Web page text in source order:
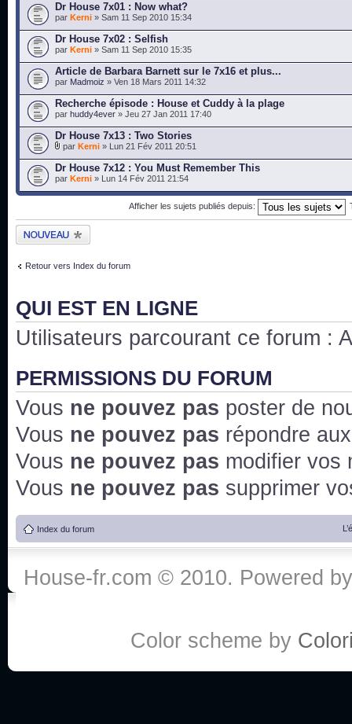
Dr House 7x01 : Now what?
par Kerni » Sam 11 Sep 2010 15:34
Dr House 7x02 : Selfish
par Kerni » Sam 11 Sep 2010 15:35
Article de Barbara Barnett sur le 7x16 et plus...
par Madmoiz » Ven 18 Mars 2011 14:32
Recherche épisode : House et Cuddy à la plage
par huddy4ever » Jeu 27 Jan 2011 17:40
Dr House 7x13 : Two Stories
par Kerni » Lun 21 Fév 2011 20:51
Dr House 7x12 : You Must Remember This
par Kerni » Lun 14 Fév 2011 21:54
Afficher les sujets publiés depuis:
Publier un nouveau
sujet
Retour vers Index du forum
QUI EST EN LIGNE
Utilisateurs parcourant ce forum :
PERMISSIONS DU FORUM
Vous ne pouvez pas poster de
Vous ne pouvez pas répondre
Vous ne pouvez pas modifier vos
Vous ne pouvez pas supprimer
Index du forum
House-fr.com © 2010. Powered
Color scheme by